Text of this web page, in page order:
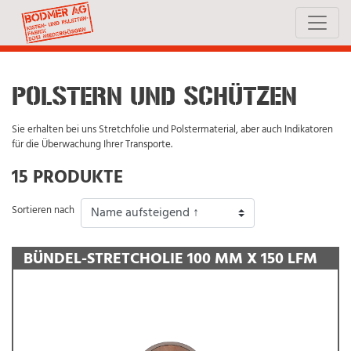
POLSTERN UND SCHÜTZEN
Sie erhalten bei uns Stretchfolie und Polstermaterial, aber auch Indikatoren
für die Überwachung Ihrer Transporte.
15 PRODUKTE
Sortieren nach
BÜNDEL-STRETCHOLIE 100 MM X 150 LFM